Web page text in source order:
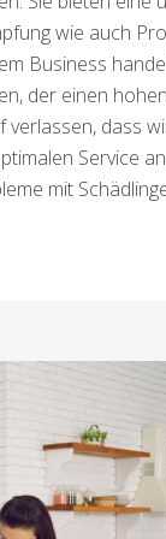
wie auch
Business
der einen
dass
Service
mit